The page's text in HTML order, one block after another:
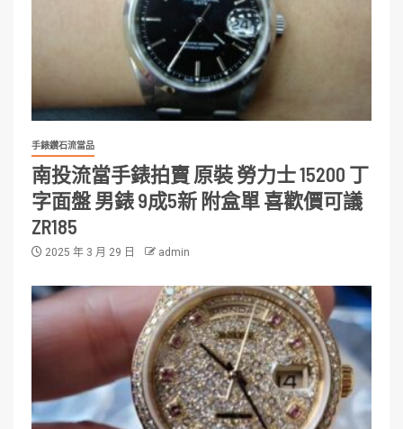
手錶鑽石流當品
南投流當手錶拍賣 原裝 勞力士 15200 丁
字面盤 男錶 9成5新 附盒單 喜歡價可議
ZR185
2025 年 3 月 29 日 admin